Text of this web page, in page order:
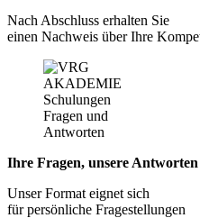
Nach Abschluss erhalten Sie
einen Nachweis über Ihre
Ihre Fragen, unsere Antworten
Unser Format eignet sich
für persönliche Fragestellungen